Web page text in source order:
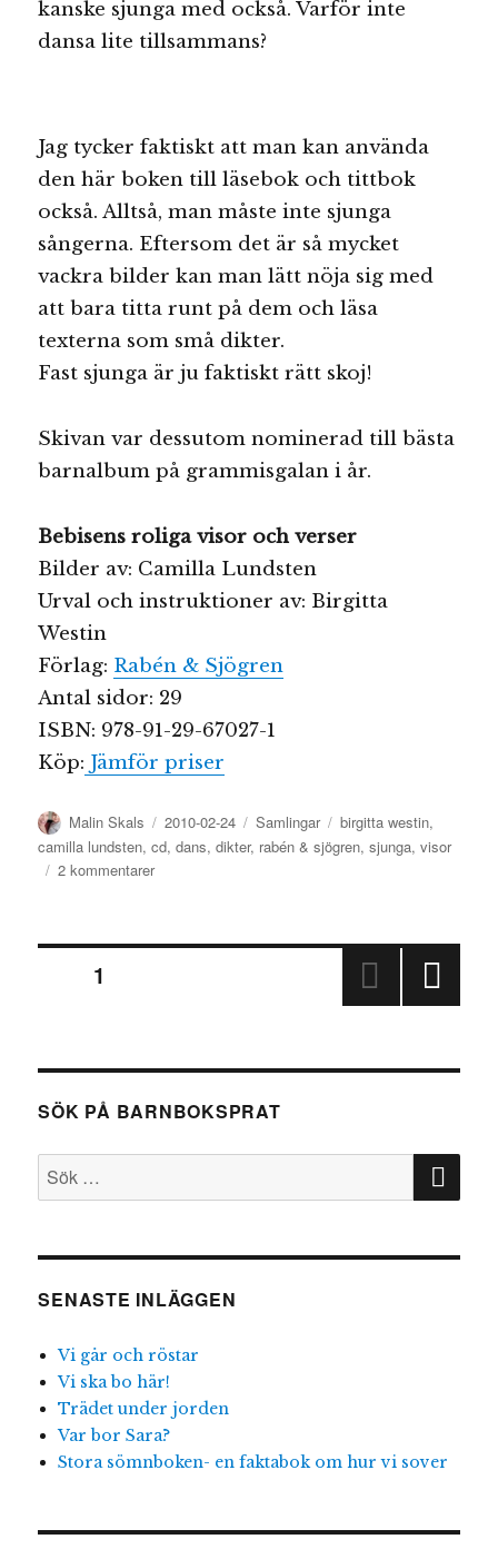
kanske sjunga med också. Varför inte
dansa lite tillsammans?
Jag tycker faktiskt att man kan använda
den här boken till läsebok och tittbok
också. Alltså, man måste inte sjunga
sångerna. Eftersom det är så mycket
vackra bilder kan man lätt nöja sig med
att bara titta runt på dem och läsa
texterna som små dikter.
Fast sjunga är ju faktiskt rätt skoj!
Skivan var dessutom nominerad till bästa
barnalbum på grammisgalan i år.
Bebisens roliga visor och verser
Bilder av: Camilla Lundsten
Urval och instruktioner av: Birgitta
Westin
Förlag: Rabén & Sjögren
Antal sidor: 29
ISBN: 978-91-29-67027-1
Köp: Jämför priser
Författare
Malin Skals
Publicerat
den
2010-02-24 Kategorier
Samlingar Etiketter
birgitta westin,
camilla lundsten,cd,dans,dikter, rabén & sjögren,sjunga,visor
2 kommentarertill
Sidnumrering
inlägg
1
SÖK PÅ BARNBOKSPRAT
Sök
SENASTE INLÄGGEN
Vi går och röstar
Vi ska bo här!
Trädet under jorden
Var bor Sara?
Stora sömnboken- en faktabok om hur vi sover